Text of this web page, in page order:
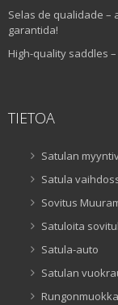
Selas de qualidade –
garantida!
High-quality saddles
TIETOA
Satulan
Satula
Sovitus
Satuloita
Satula-auto
Satulan